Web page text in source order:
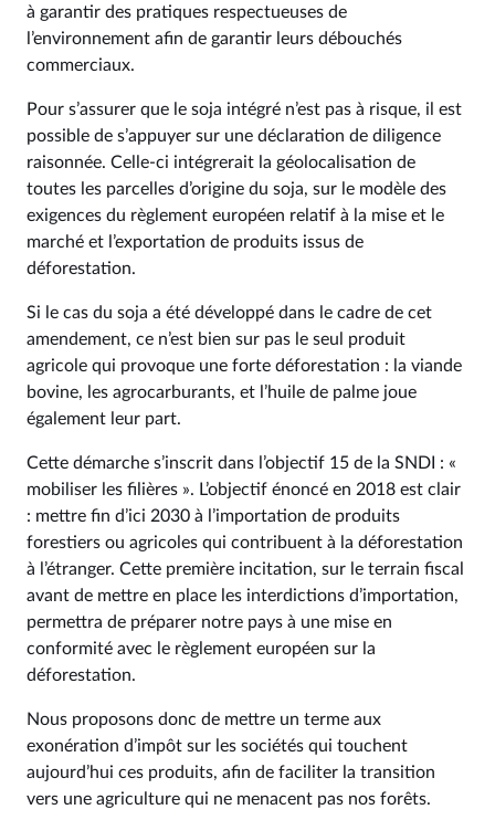
à garantir des pratiques respectueuses de
l’environnement afin de garantir leurs débouchés
commerciaux.
Pour s’assurer que le soja intégré n’est pas à risque, il est
possible de s’appuyer sur une déclaration de diligence
raisonnée. Celle-ci intégrerait la géolocalisation de
toutes les parcelles d’origine du soja, sur le modèle des
exigences du règlement européen relatif à la mise et le
marché et l’exportation de produits issus de
déforestation.
Si le cas du soja a été développé dans le cadre de cet
amendement, ce n’est bien sur pas le seul produit
agricole qui provoque une forte déforestation : la viande
bovine, les agrocarburants, et l’huile de palme joue
également leur part.
Cette démarche s’inscrit dans l’objectif 15 de la SNDI : «
mobiliser les filières ». L’objectif énoncé en 2018 est clair
: mettre fin d’ici 2030 à l’importation de produits
forestiers ou agricoles qui contribuent à la déforestation
à l’étranger. Cette première incitation, sur le terrain fiscal
avant de mettre en place les interdictions d’importation,
permettra de préparer notre pays à une mise en
conformité avec le règlement européen sur la
déforestation.
Nous proposons donc de mettre un terme aux
exonération d’impôt sur les sociétés qui touchent
aujourd’hui ces produits, afin de faciliter la transition
vers une agriculture qui ne menacent pas nos forêts.